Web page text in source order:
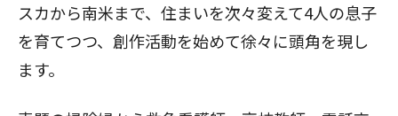
スカから南米まで、住まいを次々変えて4人の息子
を育てつつ、創作活動を始めて徐々に頭角を現し
ます。